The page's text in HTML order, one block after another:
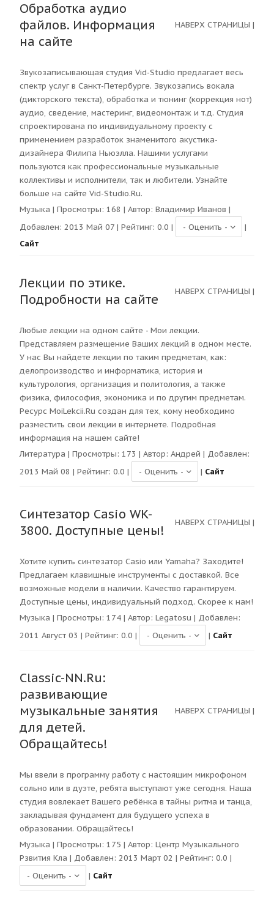
Обработка аудио
файлов. Информация
на сайте
НАВЕРХ СТРАНИЦЫ |
Звукозаписывающая студия Vid-Studio предлагает весь
спектр услуг в Санкт-Петербурге. Звукозапись вокала
(дикторского текста), обработка и тюнинг (коррекция нот)
аудио, сведение, мастеринг, видеомонтаж и т.д. Студия
спроектирована по индивидуальному проекту с
применением разработок знаменитого акустика-
дизайнера Филипа Ньюэлла. Нашими услугами
пользуются как профессиональные музыкальные
коллективы и исполнители, так и любители. Узнайте
больше на сайте Vid-Studio.Ru.
Музыка | Просмотры: 168 | Автор: Владимир Иванов |
Добавлен: 2013 Май 07 | Рейтинг: 0.0 |
|
Сайт
Лекции по этике.
Подробности на сайте
НАВЕРХ СТРАНИЦЫ |
Любые лекции на одном сайте - Мои лекции.
Представляем размещение Ваших лекций в одном месте.
У нас Вы найдете лекции по таким предметам, как:
делопроизводство и информатика, история и
культурология, организация и политология, а также
физика, философия, экономика и по другим предметам.
Ресурс MoiLekcii.Ru создан для тех, кому необходимо
разместить свои лекции в интернете. Подробная
информация на нашем сайте!
Литература | Просмотры: 173 | Автор: Андрей | Добавлен:
2013 Май 08 | Рейтинг: 0.0 | | Сайт
Синтезатор Casio WK-
3800. Доступные цены!
НАВЕРХ СТРАНИЦЫ |
Хотите купить синтезатор Casio или Yamaha? Заходите!
Предлагаем клавишные инструменты с доставкой. Все
возможные модели в наличии. Качество гарантируем.
Доступные цены, индивидуальный подход. Скорее к нам!
Музыка | Просмотры: 174 | Автор: Legatosu | Добавлен:
2011 Август 03 | Рейтинг: 0.0 | | Сайт
Classic-NN.Ru:
развивающие
музыкальные занятия
для детей.
Обращайтесь!
НАВЕРХ СТРАНИЦЫ |
Мы ввели в программу работу с настоящим микрофоном
сольно или в дуэте, ребята выступают уже сегодня. Наша
студия вовлекает Вашего ребёнка в тайны ритма и танца,
закладывая фундамент для будущего успеха в
образовании. Обращайтесь!
Музыка | Просмотры: 175 | Автор: Центр Музыкального
Рзвития Кла | Добавлен: 2013 Март 02 | Рейтинг: 0.0 |
| Сайт